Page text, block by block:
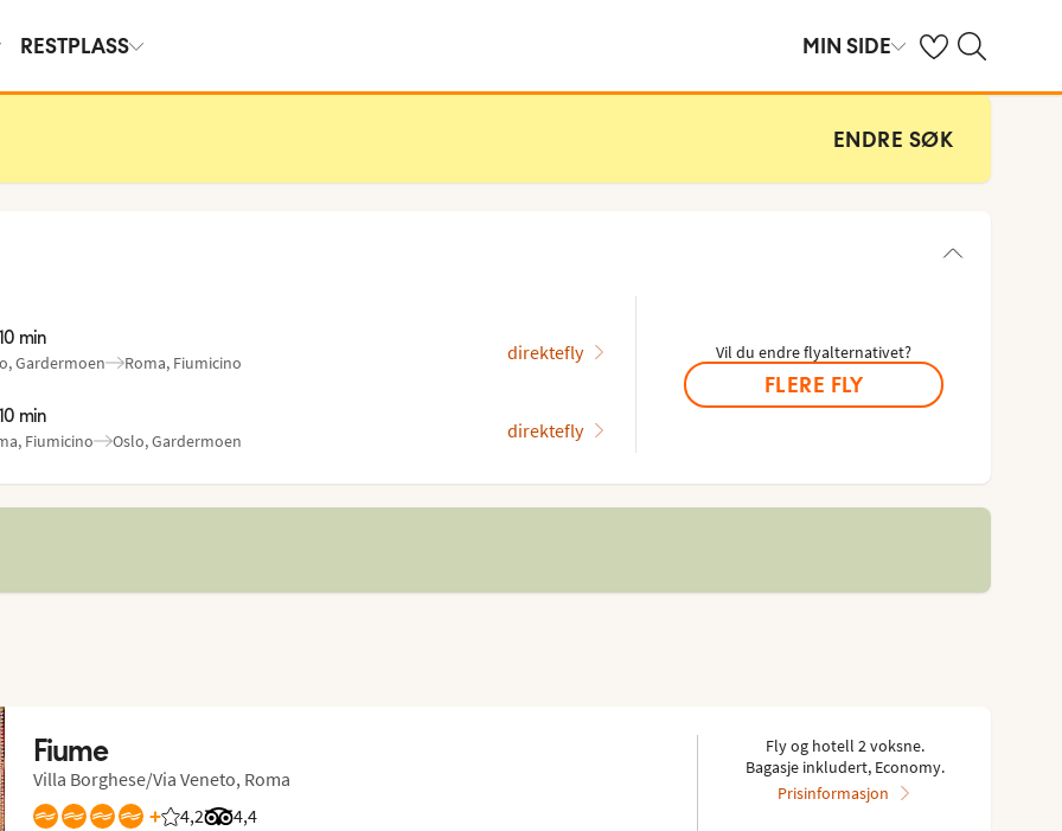
RESTPLASS MIN SIDE Se dine sparte
Søk på ving.no
ENDRE SØK
min
: Gardermoen Roma, Fiumicino direktefly
min
: Fiumicino Oslo, Gardermoen direktefly
Vil du endre flyalternativet?
FLERE FLY
Fiume
Villa Borghese/Via Veneto, Roma
+ 4,2
Vurdering fra Vings gjester: 4.172/5
4,4
Vurdering fra Tripadvisor: 4.4 of 5
Fly og hotell 2 voksne.
Bagasje inkludert, Economy.
Prisinformasjon